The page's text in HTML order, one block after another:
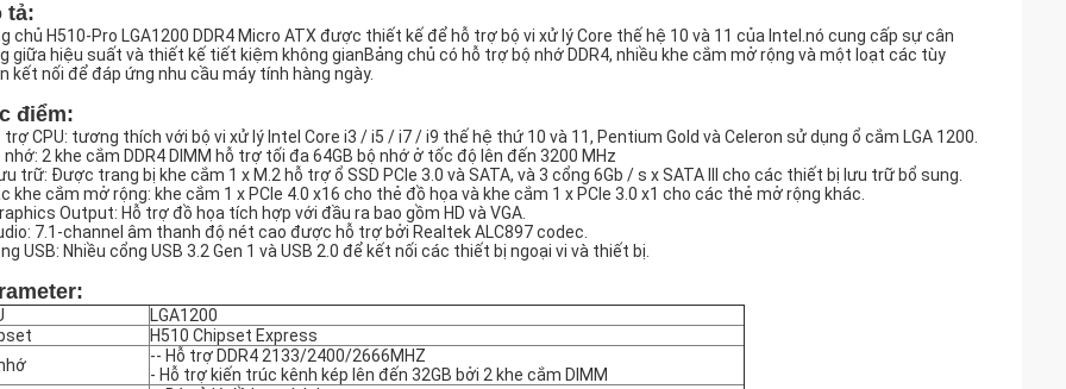
tả:
chủ H510-Pro LGA1200 DDR4 Micro ATX được thiết kế để hỗ trợ bộ vi xử lý Core thế hệ 10 và 11 của Intel.nó cung cấp sự cân
giữa hiệu suất và thiết kế tiết kiệm không gianBảng chủ có hỗ trợ bộ nhớ DDR4, nhiều khe cắm mở rộng và một loạt các tùy
kết nối để đáp ứng nhu cầu máy tính hàng ngày.
điểm:
trợ CPU: tương thích với bộ vi xử lý Intel Core i3 / i5 / i7 / i9 thế hệ thứ 10 và 11, Pentium Gold và Celeron sử dụng ổ cắm LGA 1200.
nhớ: 2 khe cắm DDR4 DIMM hỗ trợ tối đa 64GB bộ nhớ ở tốc độ lên đến 3200 MHz
trữ: Được trang bị khe cắm 1 x M.2 hỗ trợ ổ SSD PCIe 3.0 và SATA, và 3 cổng 6Gb / s x SATA III cho các thiết bị lưu trữ bổ sung.
khe cắm mở rộng: khe cắm 1 x PCIe 4.0 x16 cho thẻ đồ họa và khe cắm 1 x PCIe 3.0 x1 cho các thẻ mở rộng khác.
Output: Hỗ trợ đồ họa tích hợp với đầu ra bao gồm HD và VGA.
7.1-channel âm thanh độ nét cao được hỗ trợ bởi Realtek ALC897 codec.
USB: Nhiều cổng USB 3.2 Gen 1 và USB 2.0 để kết nối các thiết bị ngoại vi và thiết bị.
LGA1200
H510 Chipset Express
-- Hỗ trợ DDR4 2133/2400/2666MHZ
- Hỗ trợ kiến trúc kênh kép lên đến 32GB bởi 2 khe cắm DIMM